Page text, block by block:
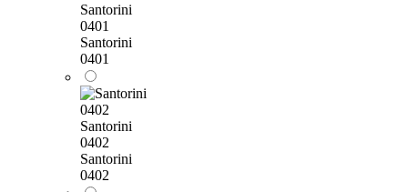
Santorini
0401
Santorini
0401
Santorini
0402
Santorini
0402